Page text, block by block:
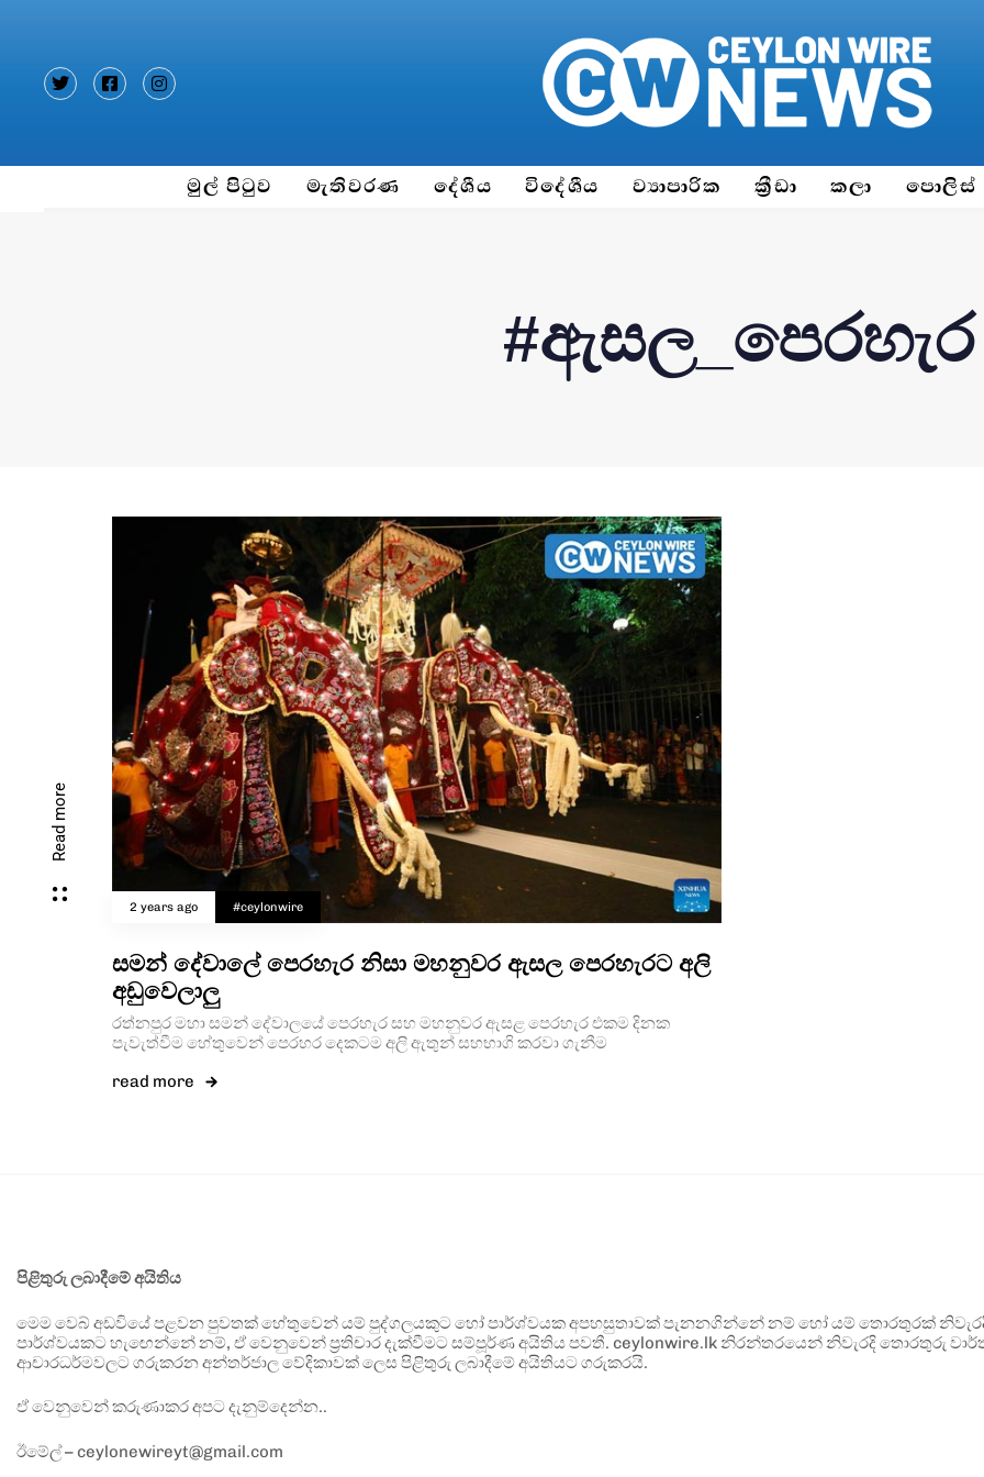
මුල් පිටුව මැතිවරණ දේශීය විදේශීය ව්‍යාපාරික ක්‍රීඩා කලා පොලිස්
Read more
#ඇසල_පෙරහැර
2 years ago #ceylonwire
සමන් දේවාලේ පෙරහැර නිසා මහනුවර ඇසල පෙරහැරට අලි
අඩුවෙලාලු
රත්නපුර මහා සමන් දේවාලයේ පෙරහැර සහ මහනුවර ඇසළ පෙරහැර එකම දිනක
පැවැත්වීම හේතුවෙන් පෙරහර දෙකටම අලි ඇතුන් සහභාගි කරවා ගැනීම
read more
පිළිතුරු ලබාදීමේ අයිතිය
මෙම වෙබ් අඩවියේ පළවන පුවතක් හේතුවෙන් යම් පුද්ගලයකුට හෝ පාර්ශ්වයක අපහසුතාවක් පැනනගින්නේ නම් හෝ යම් තොරතුරක්
පාර්ශ්වයකට හැඟෙන්නේ නම්, ඒ වෙනුවෙන් ප්‍රතිචාර දැක්වීමට සම්පූර්ණ අයිතිය පවතී. ceylonwire.lk නිරන්තරයෙන් නිවැරදි තොරතුරු
ආචාරධර්මවලට ගරුකරන අන්තර්ජාල වේදිකාවක් ලෙස පිළිතුරු ලබාදීමේ අයිතියට ගරුකරයි.
ඒ වෙනුවෙන් කරුණාකර අපට දැනුම්දෙන්න..
ඊමේල් – ceylonewireyt@gmail.com